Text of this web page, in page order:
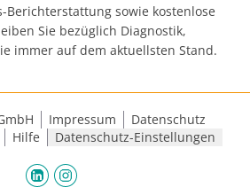
Berichterstattung sowie kostenlose
Sie bezüglich Diagnostik,
immer auf dem aktuellsten Stand.
Impressum
Datenschutz
Hilfe Datenschutz-Einstellungen